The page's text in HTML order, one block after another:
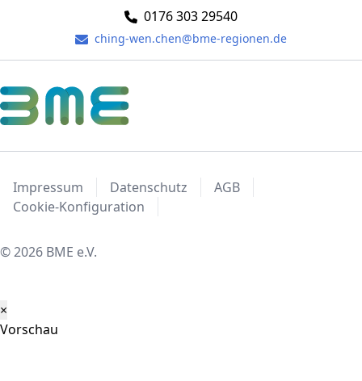
0176 303 29540
ching-wen.chen@bme-regionen.de
Impressum Datenschutz
AGB
Cookie-Konfiguration
© 2026 BME e.V.
×
Vorschau